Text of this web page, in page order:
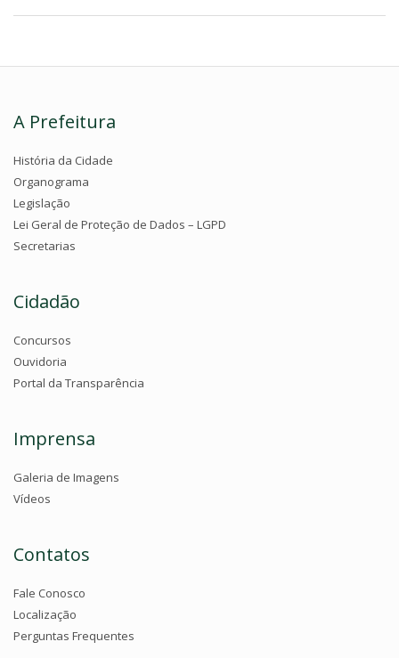
A Prefeitura
História da Cidade
Organograma
Legislação
Lei Geral de Proteção de Dados – LGPD
Secretarias
Cidadão
Concursos
Ouvidoria
Portal da Transparência
Imprensa
Galeria de Imagens
Vídeos
Contatos
Fale Conosco
Localização
Perguntas Frequentes